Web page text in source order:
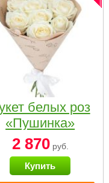
белых роз
«Пушинка»
2 870руб.
Купить